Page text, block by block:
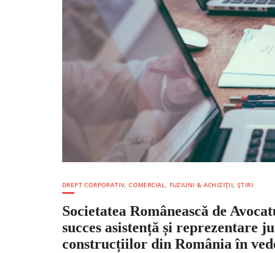
DREPT CORPORATIV, COMERCIAL, FUZIUNI & ACHIZIȚII ,ȘTIRI
Societatea Românească de
succes asistență și reprezentare
construcțiilor din România în